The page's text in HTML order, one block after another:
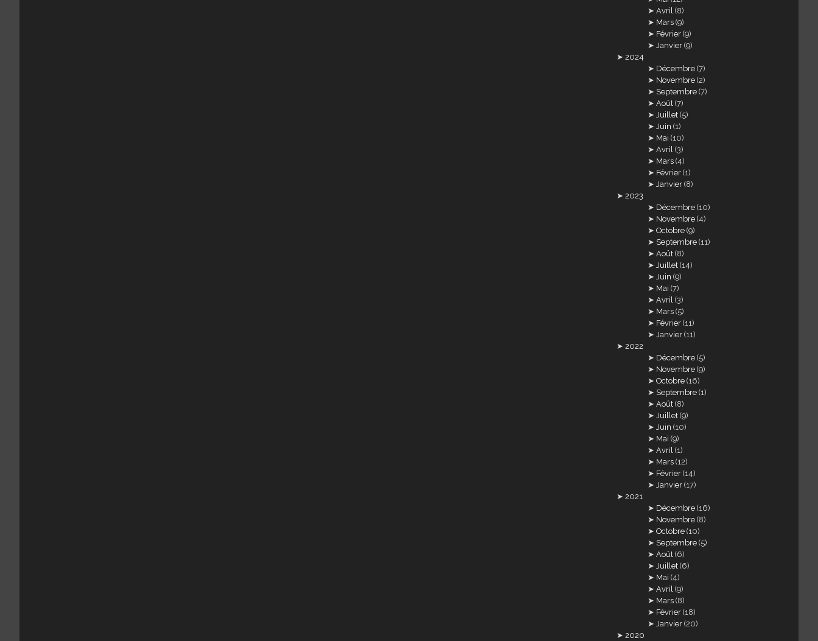
Avril (8)
Mars (9)
Février (9)
Janvier (9)
2024
Décembre (7)
Novembre (2)
Septembre (7)
Août (7)
Juillet (5)
Juin (1)
Mai (10)
Avril (3)
Mars (4)
Février (1)
Janvier (8)
2023
Décembre (10)
Novembre (4)
Octobre (9)
Septembre (11)
Août (8)
Juillet (14)
Juin (9)
Mai (7)
Avril (3)
Mars (5)
Février (11)
Janvier (11)
2022
Décembre (5)
Novembre (9)
Octobre (16)
Septembre (1)
Août (8)
Juillet (9)
Juin (10)
Mai (9)
Avril (1)
Mars (12)
Février (14)
Janvier (17)
2021
Décembre (16)
Novembre (8)
Octobre (10)
Septembre (5)
Août (6)
Juillet (6)
Mai (4)
Avril (9)
Mars (8)
Février (18)
Janvier (20)
2020